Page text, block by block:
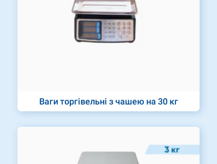
Ваги торгівельні з чашею на 30 кг